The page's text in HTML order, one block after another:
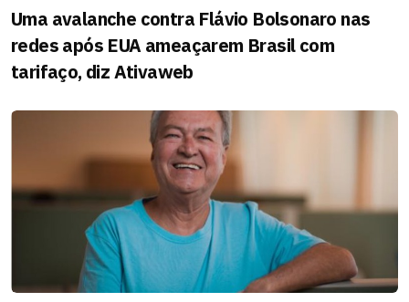
Uma avalanche contra Flávio Bolsonaro nas
redes após EUA ameaçarem Brasil com
tarifaço, diz Ativaweb